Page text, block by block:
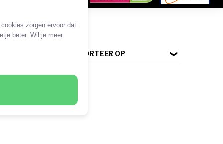
zorgen ervoor dat
beter. Wil je meer
SORTEER OP